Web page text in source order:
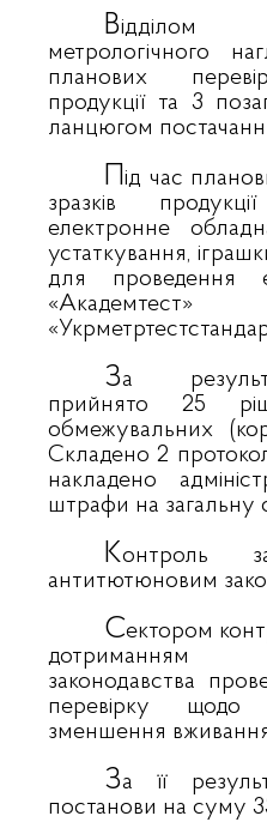
Відділом
метрологічного
планових
продукції та 3
ланцюгом
Під час
зразків
електронне
устаткування,
для проведення
За
прийнято 25
обмежувальних
Складено 2
накладено
штрафи на загальну
Контроль
антитютюновим
Сектором
дотриманням
законодавства
перевірку щодо
зменшення
За її
постанови на суму